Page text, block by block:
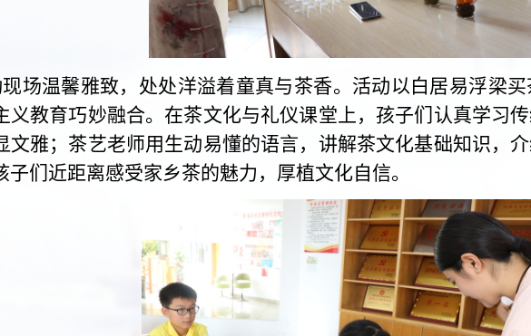
现场温馨雅致，处处洋溢着童真与茶香。活动以白居易浮梁
义教育巧妙融合。在茶文化与礼仪课堂上，孩子们认真学习
文雅；茶艺老师用生动易懂的语言， 讲解茶文化基础知识，
子们近距离感受家乡茶的魅力， 厚植文化自信。